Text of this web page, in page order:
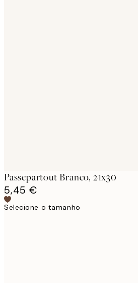
Passepartout Branco, 21x30
5,45 €
Selecione o tamanho